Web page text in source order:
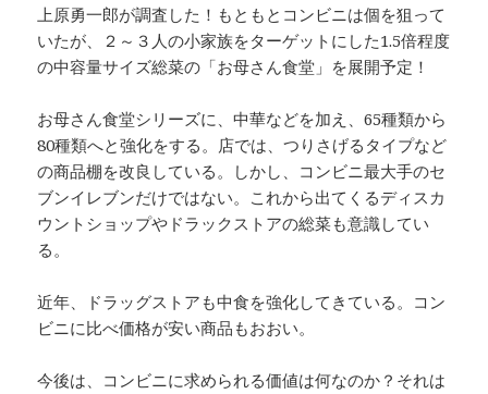
上原勇一郎が調査した！もともとコンビニは個を狙って
いたが、２～３人の小家族をターゲットにした1.5倍程度
の中容量サイズ総菜の「お母さん食堂」を展開予定！
お母さん食堂シリーズに、中華などを加え、65種類から
80種類へと強化をする。店では、つりさげるタイプなど
の商品棚を改良している。しかし、コンビニ最大手のセ
ブンイレブンだけではない。これから出てくるディスカ
ウントショップやドラックストアの総菜も意識してい
る。
近年、ドラッグストアも中食を強化してきている。コン
ビニに比べ価格が安い商品もおおい。
今後は、コンビニに求められる価値は何なのか？それは